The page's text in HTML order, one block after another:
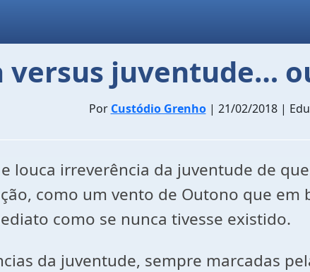
versus juventude…
Por Custódio Grenho| 21/02/2018 |
louca irreverência da juventude de
como um vento de Outono que
como se nunca tivesse existido.
da juventude, sempre marcadas